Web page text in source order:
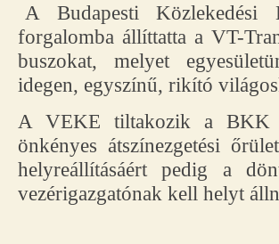
A Budapesti
forgalomba állíttatta a VT-
buszokat, melyet
idegen, egyszínű, rikító
A VEKE tiltakozik a BKK
önkényes átszínezgetési
helyreállításáért pedig a
vezérigazgatónak kell helyt